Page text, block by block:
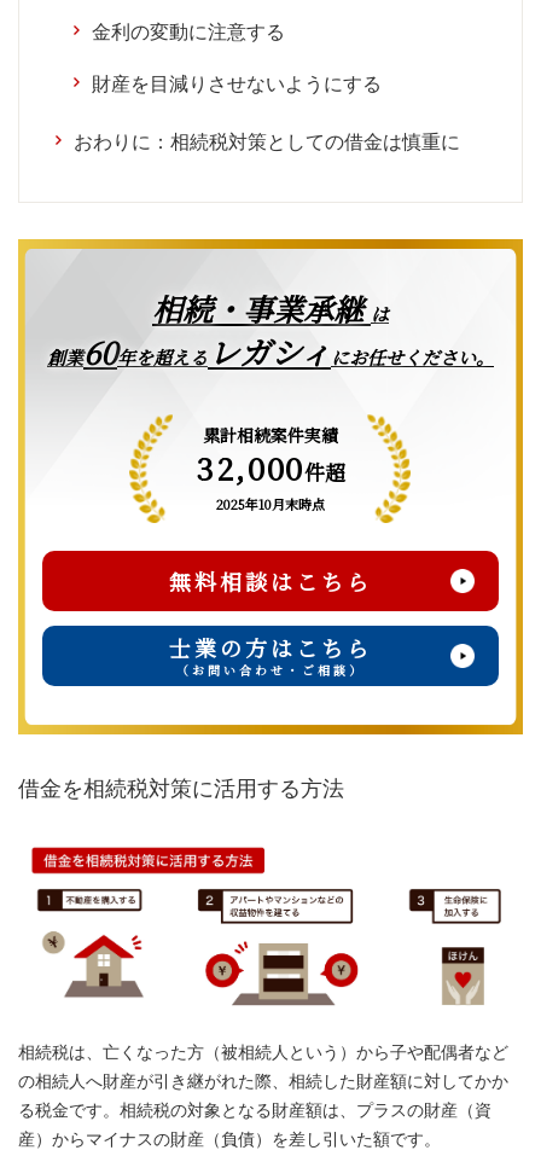
金利の変動に注意する
財産を目減りさせないようにする
おわりに：相続税対策としての借金は慎重に
相続・事業承継は
創業60年を超える レガシィ にお任せください。
累計相続案件実績
32,000件超
2025年10月末時点
無料相談はこちら
士業の方はこちら
（お問い合わせ・ご相談）
借金を相続税対策に活用する方法
相続税は、亡くなった方（被相続人という）から子や配偶者など
の相続人へ財産が引き継がれた際、相続した財産額に対してかか
る税金です。相続税の対象となる財産額は、プラスの財産（資
産）からマイナスの財産（負債）を差し引いた額です。